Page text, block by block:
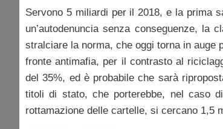
Servono 5 miliardi per il 2018, e la prima
un’autodenuncia senza conseguenze, la
stralciare la norma, che oggi torna in auge
fronte antimafia, per il contrasto al
del 35%, ed è probabile che sarà
titoli di stato, che porterebbe, nel caso
rottamazione delle cartelle, si cercano 1,5